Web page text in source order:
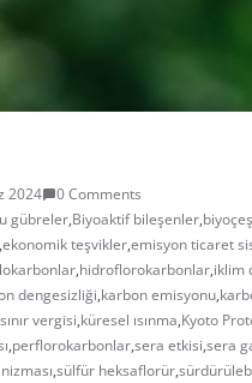
2024
0 Comments
gübreler,Biyoaktif bileşenler,
,ekonomik teşvikler,emisyon ticaret
,hidroflorokarbonlar,iklim
dengesizliği,karbon emisyonu,
vergisi,küresel ısınma,Kyoto
,perflorokarbonlar,sera etkisi,sera
,sülfür heksaflorür,